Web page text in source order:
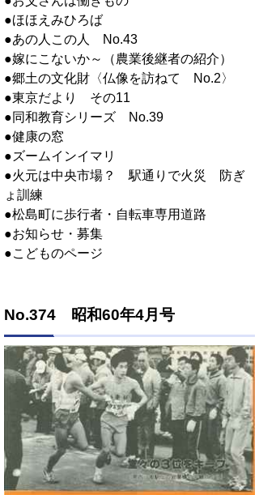
●ほほえみひろば
●あの人この人 No.43
●嫁にこないか～（農業後継者の紹介）
●郷土の文化財〈仏像を訪ねて No.2〉
●東京だより その11
●同和教育シリーズ No.39
●健康の窓
●ズームインイマリ
●火元は中央市場？ 駅通りで火災 防ぎ
ょ訓練
●松島町に歩行者・自転車専用道路
●お知らせ・募集
●こどものページ
No.374 昭和60年4月号